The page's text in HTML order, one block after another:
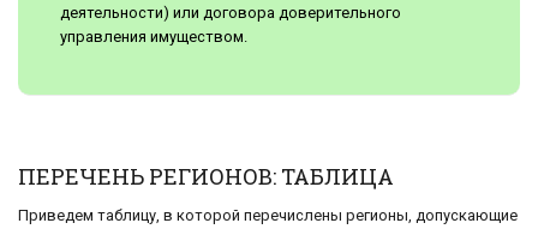
деятельности) или договора доверительного
управления имуществом.
ПЕРЕЧЕНЬ РЕГИОНОВ: ТАБЛИЦА
Приведем таблицу, в которой перечислены регионы, допускающие